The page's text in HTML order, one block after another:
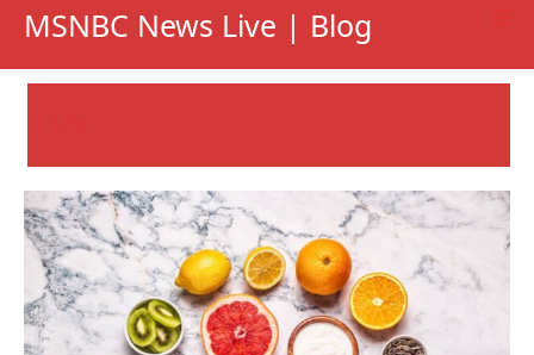
MSNBC News Live | Blog